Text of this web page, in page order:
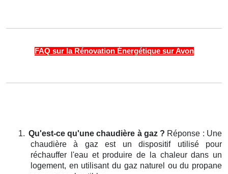
FAQ sur la Rénovation Énergétique sur Avon
1. Qu'est-ce qu'une chaudière à gaz ? Réponse : Une
chaudière à gaz est un dispositif utilisé pour
réchauffer l'eau et produire de la chaleur dans un
logement, en utilisant du gaz naturel ou du propane